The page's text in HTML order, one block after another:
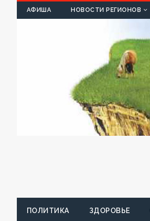
АФИША НОВОСТИ РЕГИОНОВ
ПОЛИТИКА ЗДОРОВЬЕ